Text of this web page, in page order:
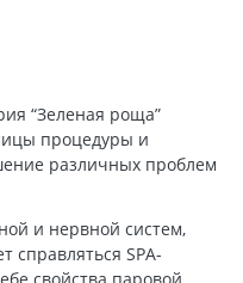
“Зеленая роща”
процедуры и
различных проблем
и нервной систем,
справляться SPA-